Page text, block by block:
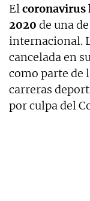
Elcoronavirus
2020 de una
internacional.
cancelada en
como parte de
carreras
por culpa del